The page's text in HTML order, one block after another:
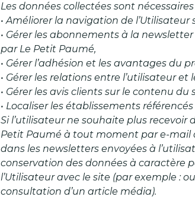
Les données collectées sont
• Améliorer la navigation de l’Utilisateur
• Gérer les abonnements à la
par Le Petit Paumé,
• Gérer l’adhésion et les avantages du
• Gérer les relations entre l’utilisateur
• Gérer les avis clients sur le contenu
• Localiser les établissements
Si l’utilisateur ne souhaite plus
Petit Paumé à tout moment par e-
dans les newsletters envoyées à
conservation des données à caractère
l’Utilisateur avec le site (par exemple :
consultation d’un article média).